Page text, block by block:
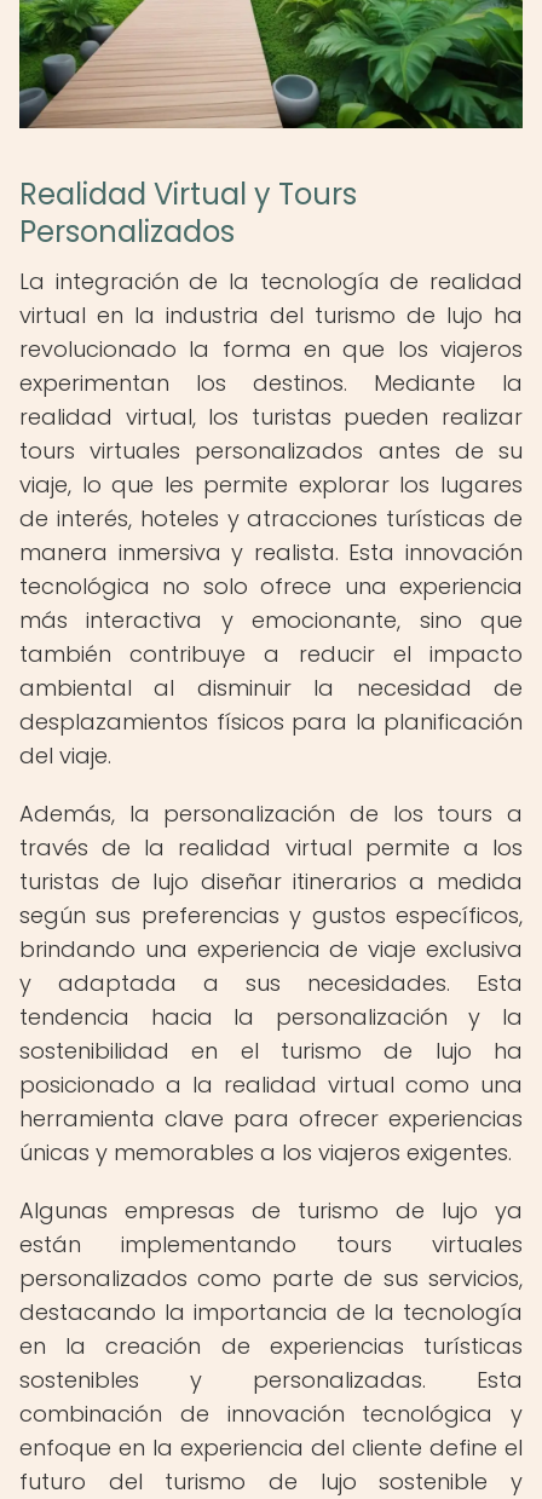
Realidad Virtual y Tours
Personalizados
La integración de la tecnología de realidad
virtual en la industria del turismo de lujo ha
revolucionado la forma en que los viajeros
experimentan los destinos. Mediante la
realidad virtual, los turistas pueden realizar
tours virtuales personalizados antes de su
viaje, lo que les permite explorar los lugares
de interés, hoteles y atracciones turísticas de
manera inmersiva y realista. Esta innovación
tecnológica no solo ofrece una experiencia
más interactiva y emocionante, sino que
también contribuye a reducir el impacto
ambiental al disminuir la necesidad de
desplazamientos físicos para la planificación
del viaje.
Además, la personalización de los tours a
través de la realidad virtual permite a los
turistas de lujo diseñar itinerarios a medida
según sus preferencias y gustos específicos,
brindando una experiencia de viaje exclusiva
y adaptada a sus necesidades. Esta
tendencia hacia la personalización y la
sostenibilidad en el turismo de lujo ha
posicionado a la realidad virtual como una
herramienta clave para ofrecer experiencias
únicas y memorables a los viajeros exigentes.
Algunas empresas de turismo de lujo ya
están implementando tours virtuales
personalizados como parte de sus servicios,
destacando la importancia de la tecnología
en la creación de experiencias turísticas
sostenibles y personalizadas. Esta
combinación de innovación tecnológica y
enfoque en la experiencia del cliente define el
futuro del turismo de lujo sostenible y